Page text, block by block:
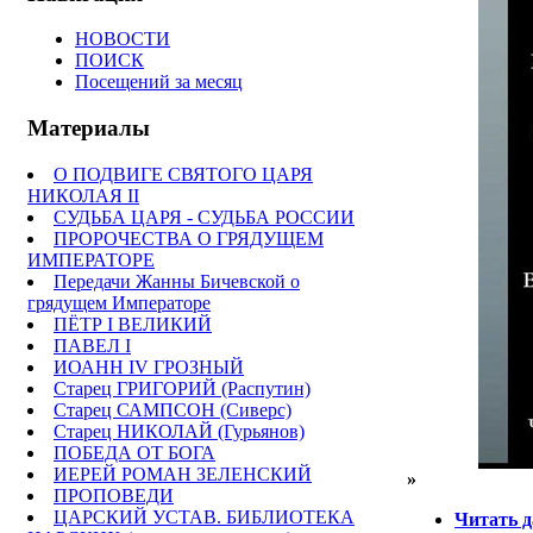
НОВОСТИ
ПОИСК
Посещений за месяц
Материалы
О ПОДВИГЕ СВЯТОГО ЦАРЯ
НИКОЛАЯ II
СУДЬБА ЦАРЯ - СУДЬБА РОССИИ
ПРОРОЧЕСТВА О ГРЯДУЩЕМ
ИМПЕРАТОРЕ
Передачи Жанны Бичевской о
грядущем Императоре
ПЁТР I ВЕЛИКИЙ
ПАВЕЛ I
ИОАНН IV ГРОЗНЫЙ
Старец ГРИГОРИЙ (Распутин)
Старец САМПСОН (Сиверс)
Старец НИКОЛАЙ (Гурьянов)
ПОБЕДА ОТ БОГА
ИЕРЕЙ РОМАН ЗЕЛЕНСКИЙ
ПРОПОВЕДИ
ЦАРСКИЙ УСТАВ. БИБЛИОТЕКА
»
Читать